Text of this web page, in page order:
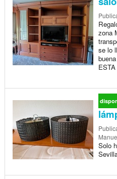
zona
se lo
Solo